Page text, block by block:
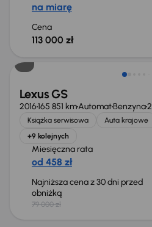
na miarę
Cena
113 000 zł
Lexus GS
2016165 851 kmAutomatBenzyna
Książka serwisowa Auta krajowe
+9 kolejnych
Miesięczna rata
od 458 zł
Najniższa cena z 30 dni przed
obniżką
79 000 zł